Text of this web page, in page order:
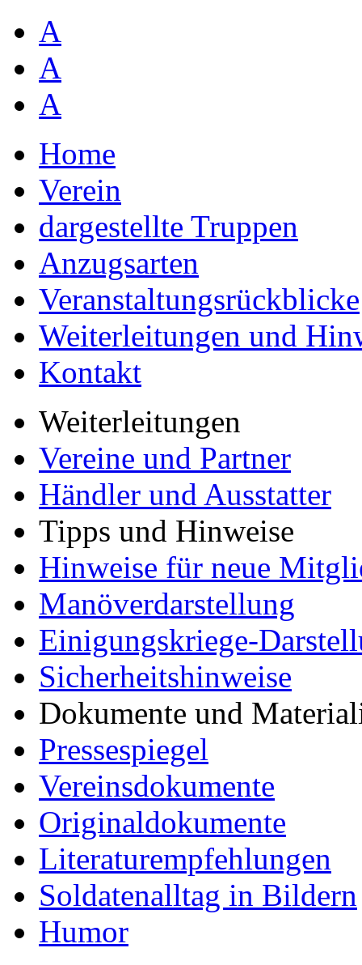
A
A
A
Home
Verein
dargestellte Truppen
Anzugsarten
Veranstaltungsrückblicke
Weiterleitungen und
Kontakt
Weiterleitungen
Vereine und Partner
Händler und Ausstatter
Tipps und Hinweise
Hinweise für neue
Manöverdarstellung
Einigungskriege-
Sicherheitshinweise
Dokumente und
Pressespiegel
Vereinsdokumente
Originaldokumente
Literaturempfehlungen
Soldatenalltag in Bildern
Humor